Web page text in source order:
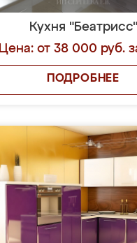
Кухня "Беатрисс"
Цена: от 38 000 руб.
ПОДРОБНЕЕ